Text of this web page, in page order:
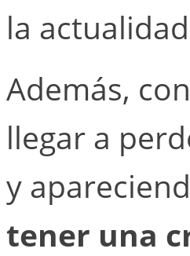
la
Además,
llegar a
y
tener una